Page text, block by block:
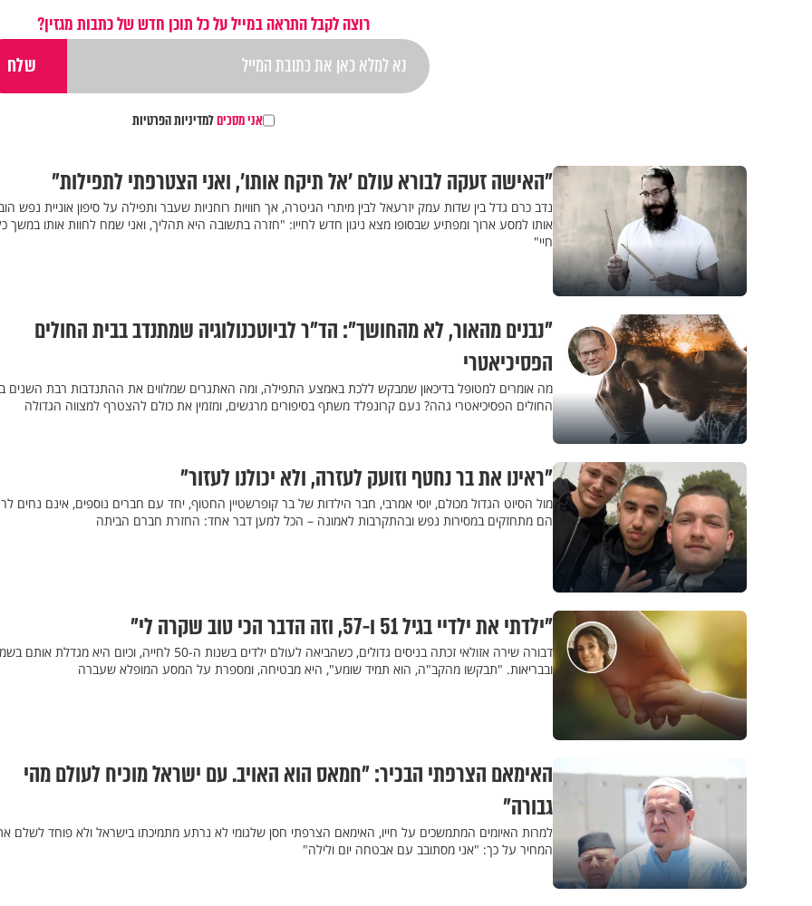
רוצה לקבל התראה במייל על כל תוכן חדש של כתבות מגזין?
אני מסכיםלמדיניות הפרטיות
"האישה זעקה לבורא עולם 'אל תיקח אותו', ואני הצטרפתי לתפילות"
נדב כרם גדל בין שדות עמק יזרעאל לבין מיתרי הגיטרה, אך חוויות רוחניות שעבר ותפילה על סיפון אוניית נפש
אותו למסע ארוך ומפתיע שבסופו מצא ניגון חדש לחייו: "חזרה בתשובה היא תהליך, ואני שמח לחוות אותו במשך
חיי"
"נבנים מהאור, לא מהחושך": הד"ר לביוטכנולוגיה שמתנדב בבית החולים
הפסיכיאטרי
מה אומרים למטופל בדיכאון שמבקש ללכת באמצע התפילה, ומה האתגרים שמלווים את ההתנדבות רבת השנים
החולים הפסיכיאטרי גהה? נעם קרונפלד משתף בסיפורים מרגשים, ומזמין את כולם להצטרף למצווה הגדולה
"ראינו את בר נחטף וזועק לעזרה, ולא יכולנו לעזור"
מול הסיוט הגדול מכולם, יוסי אמרבי, חבר הילדות של בר קופרשטיין החטוף, יחד עם חברים נוספים, אינם נחים
הם מתחזקים במסירות נפש ובהתקרבות לאמונה – הכל למען דבר אחד: החזרת חברם הביתה
"ילדתי את ילדיי בגיל 51 ו-57, וזה הדבר הכי טוב שקרה לי"
דבורה שירה אזולאי זכתה בניסים גדולים, כשהביאה לעולם ילדים בשנות ה-50 לחייה, וכיום היא מגדלת
ובבריאות. "תבקשו מהקב"ה, הוא תמיד שומע", היא מבטיחה, ומספרת על המסע המופלא שעברה
האימאם הצרפתי הבכיר: "חמאס הוא האויב. עם ישראל מוכיח לעולם מהי
גבורה"
למרות האיומים המתמשכים על חייו, האימאם הצרפתי חסן שלגומי לא נרתע מתמיכתו בישראל ולא פוחד לשלם
המחיר על כך: "אני מסתובב עם אבטחה יום ולילה"